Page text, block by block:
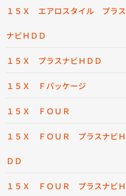
１５Ｘ エアロスタイル プラス
ナビＨＤＤ
１５Ｘ プラスナビＨＤＤ
１５Ｘ Ｆパッケージ
１５Ｘ ＦＯＵＲ
１５Ｘ ＦＯＵＲ プラスナビＨ
ＤＤ
１５Ｘ ＦＯＵＲ プラスナビＨ